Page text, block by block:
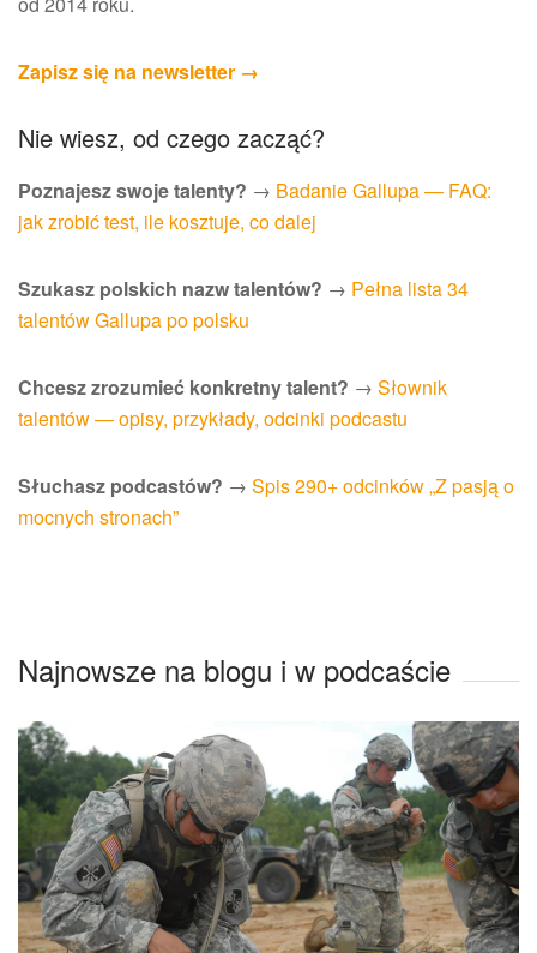
Zapisz się na newsletter →
Nie wiesz, od czego zacząć?
Poznajesz swoje talenty? → Badanie Gallupa — FAQ:
jak zrobić test, ile kosztuje, co dalej
Szukasz polskich nazw talentów? → Pełna lista 34
talentów Gallupa po polsku
Chcesz zrozumieć konkretny talent? → Słownik
talentów — opisy, przykłady, odcinki podcastu
Słuchasz podcastów? → Spis 290+ odcinków „Z pasją o
mocnych stronach”
Najnowsze na blogu i w podcaście